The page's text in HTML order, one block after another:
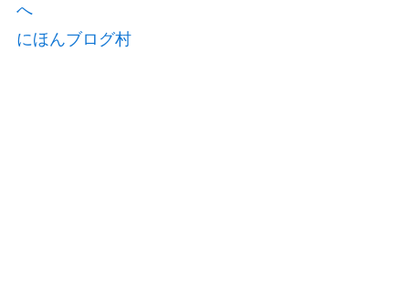
にほんブログ村